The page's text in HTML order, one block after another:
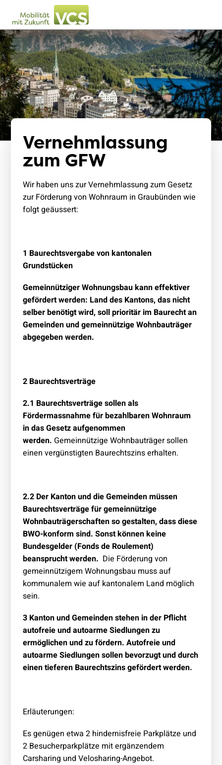
Vernehmlassung
zum GFW
Wir haben uns zur Vernehmlassung zum Gesetz
zur Förderung von Wohnraum in Graubünden wie
folgt geäussert:
1 Baurechtsvergabe von kantonalen
Grundstücken
Gemeinnütziger Wohnungsbau kann effektiver
gefördert werden: Land des Kantons, das nicht
selber benötigt wird, soll prioritär im Baurecht an
Gemeinden und gemeinnützige Wohnbauträger
abgegeben werden.
2 Baurechtsverträge
2.1 Baurechtsverträge sollen als
Fördermassnahme für bezahlbaren Wohnraum
in das Gesetz aufgenommen
werden. Gemeinnützige Wohnbauträger sollen
einen vergünstigten Baurechtszins erhalten.
2.2 Der Kanton und die Gemeinden müssen
Baurechtsverträge für gemeinnützige
Wohnbauträgerschaften so gestalten, dass diese
BWO-konform sind. Sonst können keine
Bundesgelder (Fonds de Roulement)
beansprucht werden. Die Förderung von
gemeinnützigem Wohnungsbau muss auf
kommunalem wie auf kantonalem Land möglich
sein.
3 Kanton und Gemeinden stehen in der Pflicht
autofreie und autoarme Siedlungen zu
ermöglichen und zu fördern. Autofreie und
autoarme Siedlungen sollen bevorzugt und durch
einen tieferen Baurechtszins gefördert werden.
Erläuterungen:
Es genügen etwa 2 hindernisfreie Parkplätze und
2 Besucherparkplätze mit ergänzendem
Carsharing und Velosharing-Angebot.